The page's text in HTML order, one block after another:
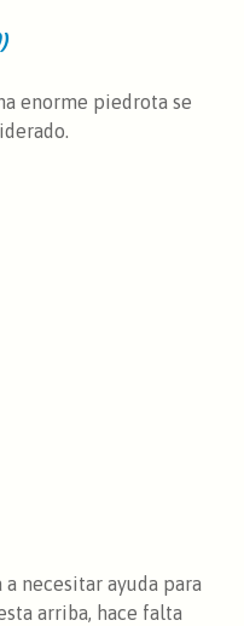
enorme piedrota se
necesitar ayuda para
arriba, hace falta